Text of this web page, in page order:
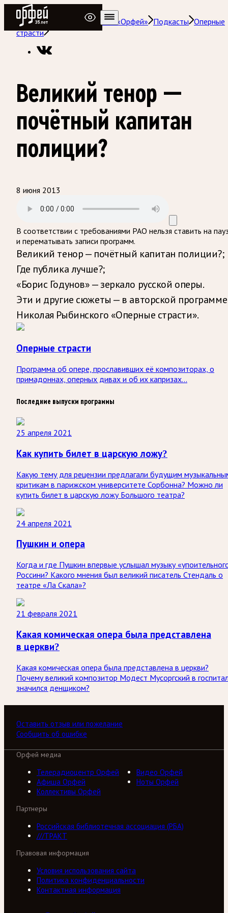
Радио Орфей
Радио классической музыки «Орфей» Подкасты Оперные
страсти
Великий тенор —
почётный капитан
полиции?
8 июня 2013
В соответствии с требованиями РАО нельзя ставить на
и перематывать записи программ.
Великий тенор — почётный капитан полиции?;
Где публика лучше?;
«Борис Годунов» — зеркало русской оперы.
Эти и другие сюжеты — в авторской программе
Николая Рыбинского «Оперные страсти».
Оперные страсти
Программа об опере, прославивших её композиторах, о
примадоннах, оперных дивах и об их капризах...
Последние выпуски программы
25 апреля 2021
Как купить билет в царскую ложу?
Какую тему для рецензии предлагали будущим
критикам в парижском университете Сорбонна? Можно ли
купить билет в царскую ложу Большого театра?
24 апреля 2021
Пушкин и опера
Когда и где Пушкин впервые услышал музыку
Россини? Какого мнения был великий писатель Стендаль о
театре «Ла Скала»?
21 февраля 2021
Какая комическая опера была представлена
в церкви?
Какая комическая опера была представлена в церкви?
Почему великий композитор Модест Мусоргский в
значился денщиком?
Оставить отзыв или пожелание
Сообщить об ошибке
Орфей медиа
Телерадиоцентр Орфей
Видео Орфей
Афиша Орфей
Ноты Орфей
Коллективы Орфей
Партнеры
Российская библиотечная ассоциация (РБА)
///ТРАКТ
Правовая информация
Условия использования сайта
Политика конфиденциальности
Контактная информация